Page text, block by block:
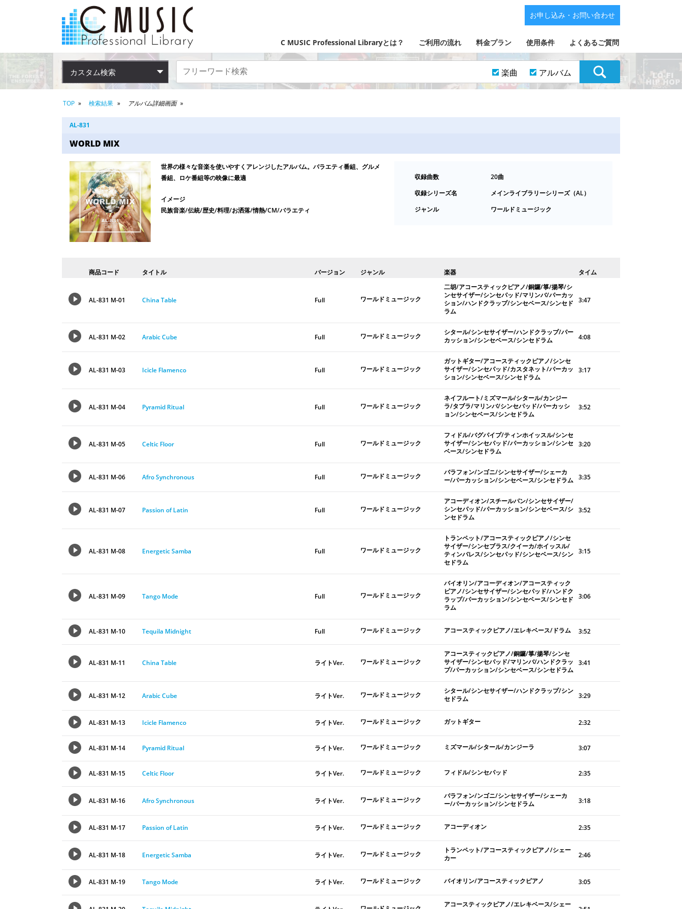
C MUSIC Professional Libraryとは？ ご利用の流れ 料金プラン 使用条件 よくあるご質問
お申し込み・お問い合わせ
カスタム検索 楽曲 アルバム
TOP 検索結果 アルバム詳細画面
AL-831
WORLD MIX
世界の様々な音楽を使いやすくアレンジしたアルバム。バラエティ番組、グルメ
番組、ロケ番組等の映像に最適
イメージ
民族音楽/伝統/歴史/料理/お洒落/情熱/CM/バラエティ
収録曲数
20曲
収録シリーズ名
メインライブラリーシリーズ（AL）
ジャンル
ワールドミュージック
商品コード タイトル バージョン ジャンル 楽器 タイム
AL-831 M-01 China Table Full ワールドミュージック
二胡/アコースティックピアノ/銅鑼/箏/揚琴/シ
ンセサイザー/シンセパッド/マリンバ/パーカッ
ション/ハンドクラップ/シンセベース/シンセド
ラム
3:47
AL-831 M-02 Arabic Cube Full ワールドミュージック
シタール/シンセサイザー/ハンドクラップ/パー
カッション/シンセベース/シンセドラム
4:08
AL-831 M-03 Icicle Flamenco Full ワールドミュージック
ガットギター/アコースティックピアノ/シンセ
サイザー/シンセパッド/カスタネット/パーカッ
ション/シンセベース/シンセドラム
3:17
AL-831 M-04 Pyramid Ritual Full ワールドミュージック
ネイフルート/ミズマール/シタール/カンジー
ラ/タブラ/マリンバ/シンセパッド/パーカッシ
ョン/シンセベース/シンセドラム
3:52
AL-831 M-05 Celtic Floor Full ワールドミュージック
フィドル/バグパイプ/ティンホイッスル/シンセ
サイザー/シンセパッド/パーカッション/シンセ
ベース/シンセドラム
3:20
AL-831 M-06 Afro Synchronous Full ワールドミュージック
バラフォン/ンゴニ/シンセサイザー/シェーカ
ー/パーカッション/シンセベース/シンセドラム 3:35
AL-831 M-07 Passion of Latin Full ワールドミュージック
アコーディオン/スチールパン/シンセサイザー/
シンセパッド/パーカッション/シンセベース/シ
ンセドラム
3:52
AL-831 M-08 Energetic Samba Full ワールドミュージック
トランペット/アコースティックピアノ/シンセ
サイザー/シンセブラス/クイーカ/ホイッスル/
ティンバレス/シンセパッド/シンセベース/シン
セドラム
3:15
AL-831 M-09 Tango Mode Full ワールドミュージック
バイオリン/アコーディオン/アコースティック
ピアノ/シンセサイザー/シンセパッド/ハンドク
ラップ/パーカッション/シンセベース/シンセド
ラム
3:06
AL-831 M-10 Tequila Midnight Full ワールドミュージック アコースティックピアノ/エレキベース/ドラム 3:52
AL-831 M-11 China Table ライトVer. ワールドミュージック
アコースティックピアノ/銅鑼/箏/揚琴/シンセ
サイザー/シンセパッド/マリンバ/ハンドクラッ
プ/パーカッション/シンセベース/シンセドラム
3:41
AL-831 M-12 Arabic Cube ライトVer. ワールドミュージック
シタール/シンセサイザー/ハンドクラップ/シン
セドラム
3:29
AL-831 M-13 Icicle Flamenco ライトVer. ワールドミュージック ガットギター 2:32
AL-831 M-14 Pyramid Ritual ライトVer. ワールドミュージック ミズマール/シタール/カンジーラ 3:07
AL-831 M-15 Celtic Floor ライトVer. ワールドミュージック フィドル/シンセパッド 2:35
AL-831 M-16 Afro Synchronous ライトVer. ワールドミュージック
バラフォン/ンゴニ/シンセサイザー/シェーカ
ー/パーカッション/シンセドラム
3:18
AL-831 M-17 Passion of Latin ライトVer. ワールドミュージック アコーディオン 2:35
AL-831 M-18 Energetic Samba ライトVer. ワールドミュージック
トランペット/アコースティックピアノ/シェー
カー
2:46
AL-831 M-19 Tango Mode ライトVer. ワールドミュージック バイオリン/アコースティックピアノ 3:05
アコースティックピアノ/エレキベース/シェー